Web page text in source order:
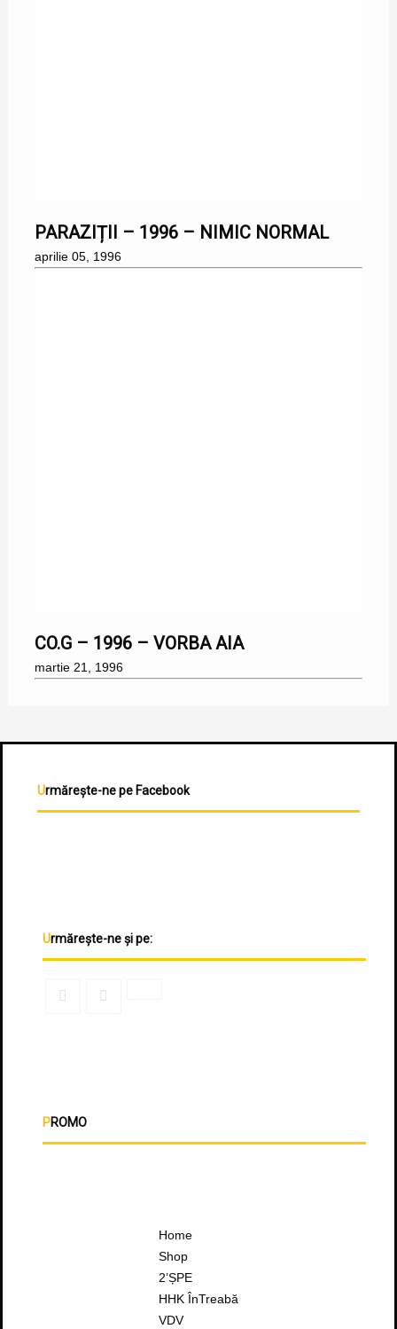
PARAZIȚII – 1996 – NIMIC NORMAL
aprilie 05, 1996
CO.G – 1996 – VORBA AIA
martie 21, 1996
Urmărește-ne pe Facebook
Urmărește-ne și pe:
PROMO
Home
Shop
2’ȘPE
HHK ÎnTreabă
VDV